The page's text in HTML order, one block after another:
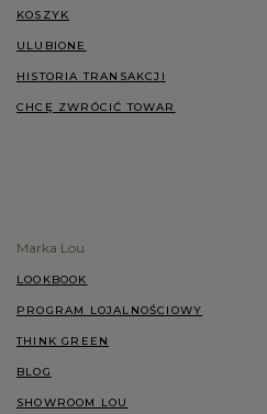
KOSZYK
ULUBIONE
HISTORIA TRANSAKCJI
CHCĘ ZWRÓCIĆ TOWAR
Marka Lou
LOOKBOOK
PROGRAM LOJALNOŚCIOWY
THINK GREEN
BLOG
SHOWROOM LOU